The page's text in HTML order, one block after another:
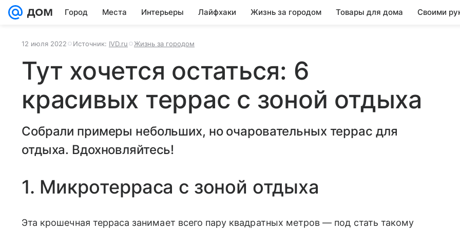
Город Места Интерьеры Лайфхаки Жизнь за городом Товары для дома Своими
12 июля 2022 Источник: IVD.ru Жизнь за городом
Тут хочется остаться: 6
красивых террас с зоной отдыха
Собрали примеры небольших, но очаровательных террас для
отдыха. Вдохновляйтесь!
1. Микротерраса с зоной отдыха
Эта крошечная терраса занимает всего пару квадратных метров — под стать такому